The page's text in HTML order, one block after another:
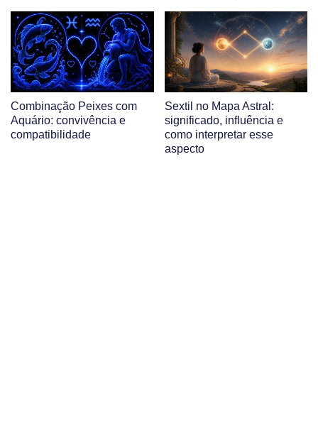
Combinação Peixes com
Aquário: convivência e
compatibilidade
Sextil no Mapa Astral:
significado, influência e
como interpretar esse
aspecto